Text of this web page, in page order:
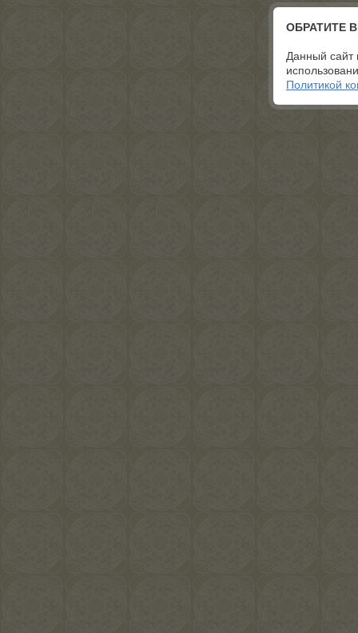
ОБРАТИТЕ
Данный сайт
Политикой